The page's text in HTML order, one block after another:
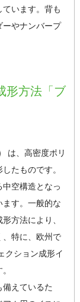
います。背も
ーやナンバープ
形方法「ブ
は、高密度ポリ
たものです。
空構造となっ
す。一般的な
方法により、
、特に、欧州で
クション成形イ
えているた